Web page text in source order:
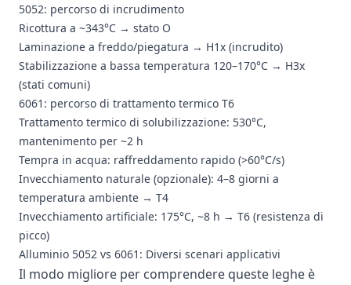
5052: percorso di incrudimento
Ricottura a ~343°C → stato O
Laminazione a freddo/piegatura → H1x (incrudito)
Stabilizzazione a bassa temperatura 120–170°C → H3x
(stati comuni)
6061: percorso di trattamento termico T6
Trattamento termico di solubilizzazione: 530°C,
mantenimento per ~2 h
Tempra in acqua: raffreddamento rapido (>60°C/s)
Invecchiamento naturale (opzionale): 4–8 giorni a
temperatura ambiente → T4
Invecchiamento artificiale: 175°C, ~8 h → T6 (resistenza di
picco)
Alluminio 5052 vs 6061: Diversi scenari applicativi
Il modo migliore per comprendere queste leghe è